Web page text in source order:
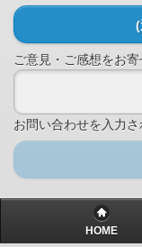
(
ご意見・ご感想をお
お問い合わせを入力
HOME